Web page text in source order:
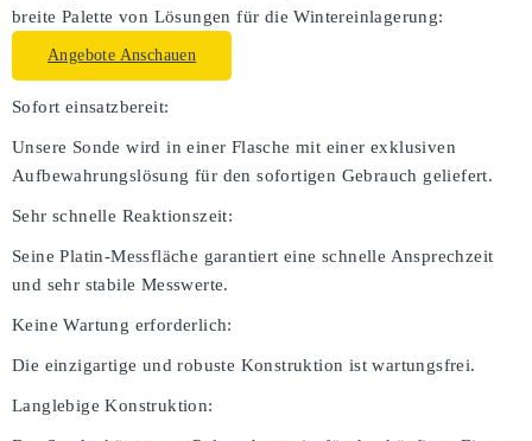
breite Palette von Lösungen für die Wintereinlagerung:
Angebote Anschauen
Sofort einsatzbereit:
Unsere Sonde wird in einer Flasche mit einer exklusiven
Aufbewahrungslösung für den sofortigen Gebrauch geliefert.
Sehr schnelle Reaktionszeit:
Seine Platin-Messfläche garantiert eine schnelle Ansprechzeit
und sehr stabile Messwerte.
Keine Wartung erforderlich:
Die einzigartige und robuste Konstruktion ist wartungsfrei.
Langlebige Konstruktion: